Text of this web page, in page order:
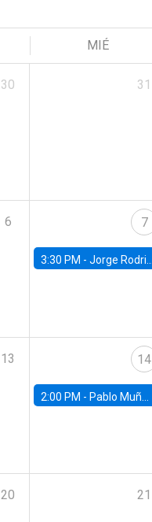
MIÉ
30 31
6 7
3:30 PM -Jorge Rodriguez, Universidad de Los Andes
13 14
2:00 PM - Pablo Muñoz, Universidad de Chile
20 21